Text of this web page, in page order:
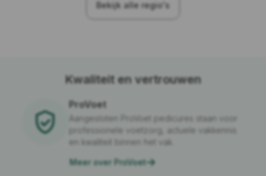
Bekijk alle regio's
Kwaliteit en vertrouwen
ProVoet
Aangesloten ProVoet pedicures staan voor
professionele voetzorg, actuele vakkennis
en kwaliteit binnen het vak.
Meer over ProVoet